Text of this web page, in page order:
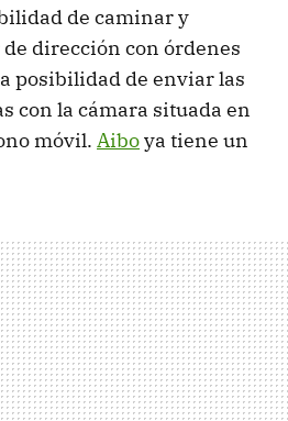
de caminar y
dirección con órdenes
posibilidad de enviar las
con la cámara situada en
móvil. Aiboya tiene un